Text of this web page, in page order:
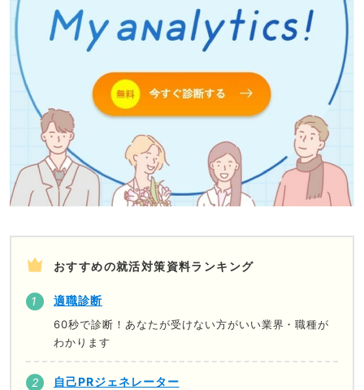
おすすめの就活対策資料ランキング
適職診断
60秒で診断！あなたが受けない方がいい業界・職種が
わかります
自己PRジェネレーター